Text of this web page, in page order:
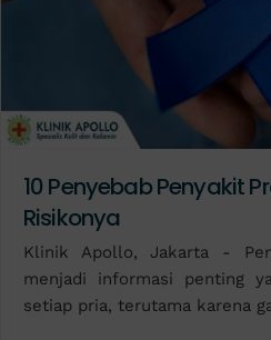
10 Penyebab Penyakit
Risikonya
Klinik Apollo, Jakarta -
menjadi informasi penting
setiap pria, terutama karena